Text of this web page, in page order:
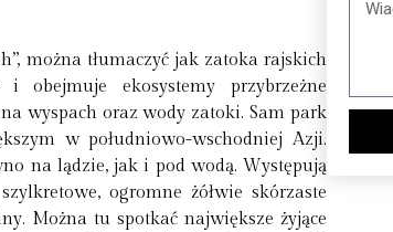
można tłumaczyć jak zatoka rajskich
ekosystemy przybrzeżne
wyspach oraz wody zatoki. Sam park
w południowo-wschodniej Azji.
na lądzie, jak i pod wodą. Występują
ogromne żółwie skórzaste
Można tu spotkać największe żyjące